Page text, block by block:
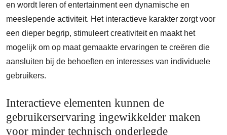
en wordt leren of entertainment een dynamische en
meeslepende activiteit. Het interactieve karakter zorgt voor
een dieper begrip, stimuleert creativiteit en maakt het
mogelijk om op maat gemaakte ervaringen te creëren die
aansluiten bij de behoeften en interesses van individuele
gebruikers.
Interactieve elementen kunnen de
gebruikerservaring ingewikkelder maken
voor minder technisch onderlegde